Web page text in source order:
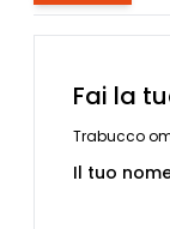
Fai la
Trabucco
Il tuo